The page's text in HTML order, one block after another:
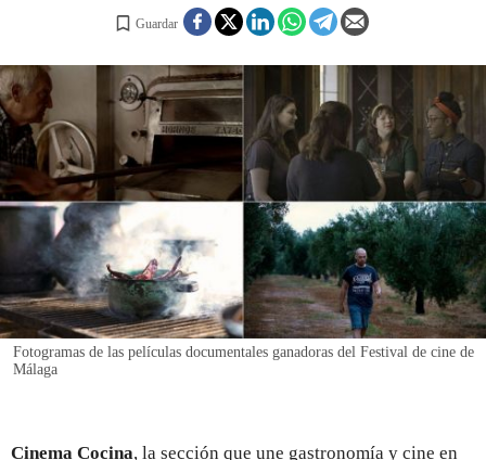
REGISTRO
INICIAR SESIÓN
Guardar
Fotogramas de las películas documentales ganadoras del Festival de cine de
Málaga
Cinema Cocina, la sección que une gastronomía y cine en